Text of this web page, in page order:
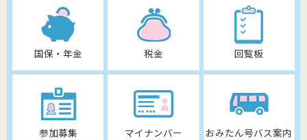
国保・年金 税金 回覧板
参加募集 マイナンバー おみたん号バス案内